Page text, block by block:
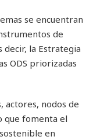
se encuentran
de
decir, la Estrategia
ODS priorizadas
actores, nodos de
que fomenta el
en